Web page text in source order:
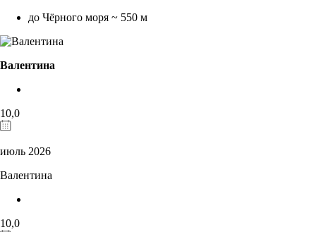
до Чёрного моря ~ 550 м
Валентина
10,0
июль 2026
Валентина
10,0